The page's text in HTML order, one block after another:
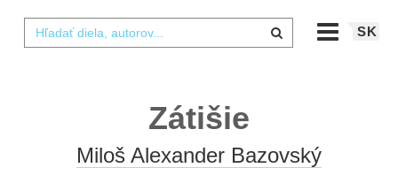
SK
Zátišie
Miloš Alexander Bazovský